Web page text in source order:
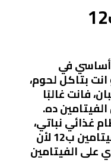
مصادر فيتامين ب12
أساسي في
بتاكل لحوم،
فانت غالبًا
ده.
غذائي نباتي،
ممكن تكون معرض لنقص فيتامين ب12 لأن
على الفيتامين